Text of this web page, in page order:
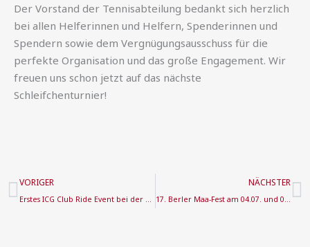
Der Vorstand der Tennisabteilung bedankt sich herzlich
bei allen Helferinnen und Helfern, Spenderinnen und
Spendern sowie dem Vergnügungsausschuss für die
perfekte Organisation und das große Engagement. Wir
freuen uns schon jetzt auf das nächste
Schleifchenturnier!
Zurück
VORIGER
Erstes ICG Club Ride Event bei der TSG Bürgel
NÄCHSTER
17. Berler Maa-Fest am 04.07. und 05.07. an der Stadtwerke Offenbach Sportfabrik